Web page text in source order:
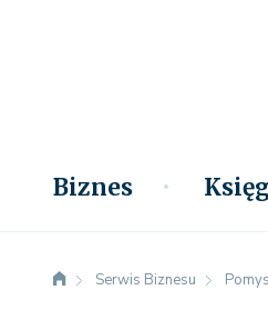
Biznes
Serwis Biznesu